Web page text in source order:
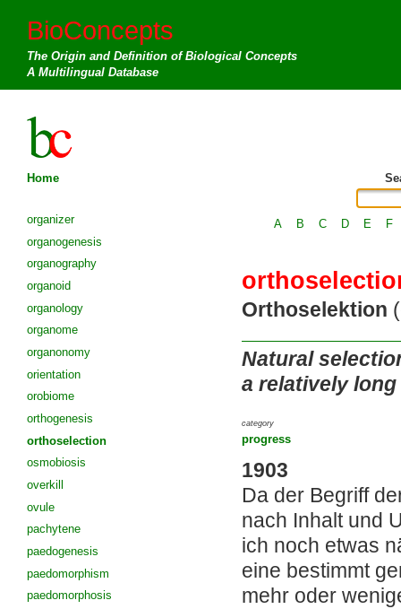
BioConcepts
The Origin and Definition of Biological Concepts
A Multilingual Database
Home
organizer
organogenesis
organography
organoid
organology
organome
organonomy
orientation
orobiome
orthogenesis
orthoselection
osmobiosis
overkill
ovule
pachytene
paedogenesis
paedomorphism
paedomorphosis
A B C D E F
Orthoselektion
Natural
a relatively long
category
progress
1903
Da der Begriff
nach Inhalt und
ich noch etwas
eine bestimmt
mehr oder